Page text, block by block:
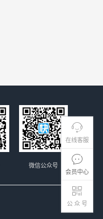
在线客服
会员中心
公 众 号
微信公众号